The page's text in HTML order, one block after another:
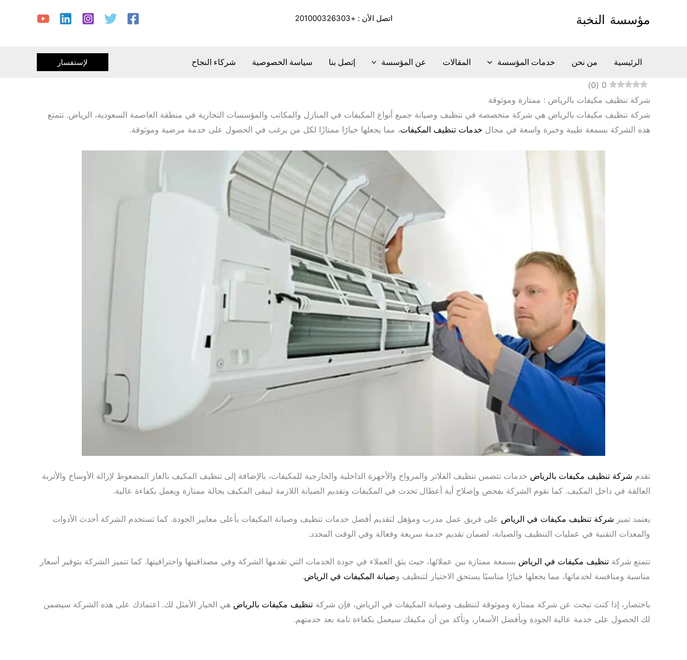
مؤسسة النخبة اتصل الأن : +201000326303
الرئيسية من نحن خدمات المؤسسة المقالات عن المؤسسة إتصل بنا سياسة الخصوصية شركاء النجاح لإستفسار
0
(
0
)
شركة تنظيف مكيفات بالرياض : ممتازة وموثوقة
شركة تنظيف مكيفات بالرياض هي شركة متخصصة في تنظيف وصيانة جميع أنواع المكيفات في المنازل والمكاتب والمؤسسات التجارية في منطقة العاصمة السعودية، الرياض. تتمتع
هذه الشركة بسمعة طيبة وخبرة واسعة في مجال خدمات تنظيف المكيفات، مما يجعلها خيارًا ممتازًا لكل من يرغب في الحصول على خدمة مرضية وموثوقة.
تقدم شركة تنظيف مكيفات بالرياض خدمات تتضمن تنظيف الفلاتر والمرواح والأجهزة الداخلية والخارجية للمكيفات، بالإضافة إلى تنظيف المكيف بالغاز المضغوط لإزالة الأوساخ والأتربة
العالقة في داخل المكيف. كما تقوم الشركة بفحص وإصلاح أية أعطال تحدث في المكيفات وتقديم الصيانة اللازمة ليبقى المكيف بحالة ممتازة ويعمل بكفاءة عالية.
يعتمد تميز شركة تنظيف مكيفات في الرياض على فريق عمل مدرب ومؤهل لتقديم أفضل خدمات تنظيف وصيانة المكيفات بأعلى معايير الجودة. كما تستخدم الشركة أحدث الأدوات
والمعدات التقنية في عمليات التنظيف والصيانة، لضمان تقديم خدمة سريعة وفعالة وفي الوقت المحدد.
تتمتع شركة تنظيف مكيفات في الرياض بسمعة ممتازة بين عملائها، حيث يثق العملاء في جودة الخدمات التي تقدمها الشركة وفي مصداقيتها واحترافيتها. كما تتميز الشركة بتوفير أسعار
مناسبة ومنافسة لخدماتها، مما يجعلها خيارًا مناسبًا يستحق الاختيار لتنظيف وصيانة المكيفات في الرياض.
باختصار، إذا كنت تبحث عن شركة ممتازة وموثوقة لتنظيف وصيانة المكيفات في الرياض، فإن شركة تنظيف مكيفات بالرياض هي الخيار الأمثل لك. اعتمادك على هذه الشركة سيضمن
لك الحصول على خدمة عالية الجودة وبأفضل الأسعار، وتأكد من أن مكيفك سيعمل بكفاءة تامة بعد خدمتهم.